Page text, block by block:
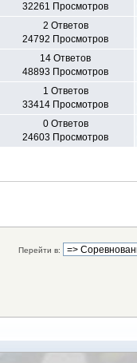
32261 Просмотров
2 Ответов
24792 Просмотров
14 Ответов
48893 Просмотров
1 Ответов
33414 Просмотров
0 Ответов
24603 Просмотров
Перейти в: